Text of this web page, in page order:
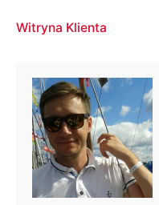
Witryna Klienta